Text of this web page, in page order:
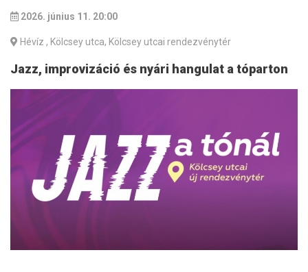
2026. június 11. 20:00
Hévíz , Kölcsey utca, Kölcsey utcai rendezvénytér
Jazz, improvizáció és nyári hangulat a tóparton